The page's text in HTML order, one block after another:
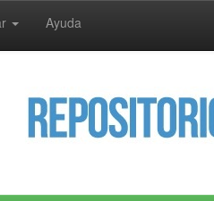
Ayuda